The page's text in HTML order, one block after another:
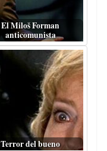
El Miloš Forman
anticomunista
Terror del bueno